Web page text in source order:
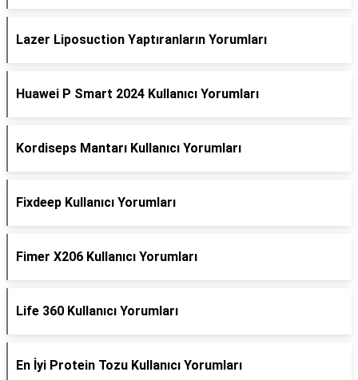
Lazer Liposuction Yaptıranların Yorumları
Huawei P Smart 2024 Kullanıcı Yorumları
Kordiseps Mantarı Kullanıcı Yorumları
Fixdeep Kullanıcı Yorumları
Fimer X206 Kullanıcı Yorumları
Life 360 Kullanıcı Yorumları
En İyi Protein Tozu Kullanıcı Yorumları